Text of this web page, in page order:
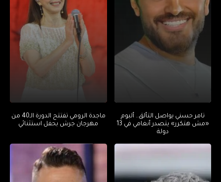
تامر حسني يواصل التألق.. ألبوم
«مش هتكرر» يتصدر أنغامي في 13
دولة
ماجدة الرومي تفتتح الدورة الـ40 من
مهرجان جرش بحفل استثنائي